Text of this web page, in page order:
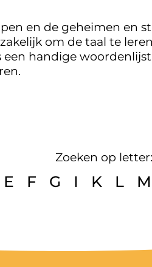
en de geheimen en
om de taal te
handige
Zoeken op letter:
E F G I K L M